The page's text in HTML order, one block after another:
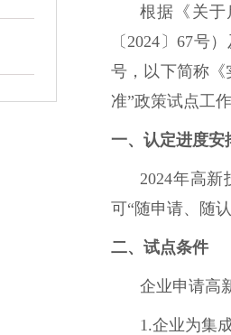
根据《关于
〔2024〕67号
号，以下简称
准”政策试点工
一、认定进度安
2024年高
可“随申请、随
二、试点条件
企业申请高
1.企业为集